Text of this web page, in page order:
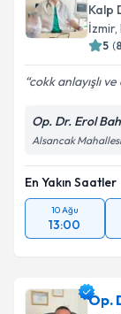
Kalp
İzmir,
5 (
cokk anlayışlı
Op. Dr. Erol
Alsancak
En Yakın Saatler
10 Ağu
13:00
Op.